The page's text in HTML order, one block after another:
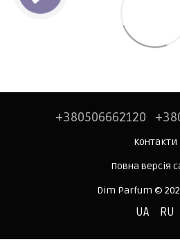
+380506662120
Контакти
Повна версія
Dim Parfum ©
UA RU